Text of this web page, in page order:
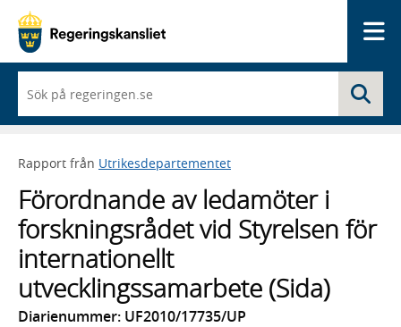
du
börjar
skriva
framträder
lista
med
sökförslag
Rapport från Utrikesdepartementet
Förordnande av ledamöter i
forskningsrådet vid Styrelsen för
internationellt
utvecklingssamarbete (Sida)
Diarienummer: UF2010/17735/UP